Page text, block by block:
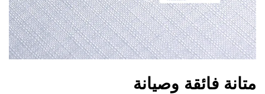
متانة فائقة وصيانة